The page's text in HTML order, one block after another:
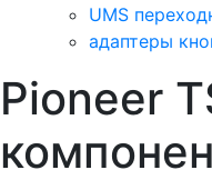
UMS
адаптеры
Pioneer